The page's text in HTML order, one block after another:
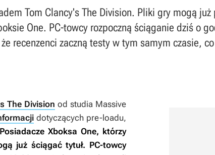
Tom Clancy's The Division. Pliki gry mogą
One. PC-towcy rozpoczną ściąganie dziś o
recenzenci zaczną testy w tym samym czasie,
The Division od studia Massive
dotyczących pre-loadu,
Posiadacze Xboksa One, którzy
już ściągać tytuł. PC-towcy